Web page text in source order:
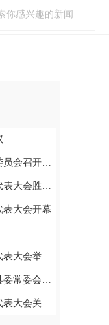
次全体会议
胜利闭幕
表大会开幕
纪律专题培训会
会会议召开
委员会报告的决议